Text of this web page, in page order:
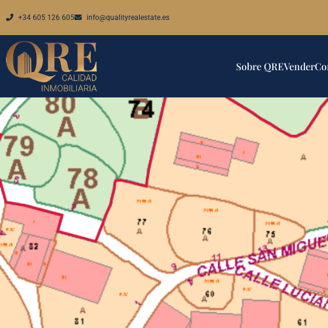
+34 605 126 605 info@qualityrealestate.es
Sobre QREVender